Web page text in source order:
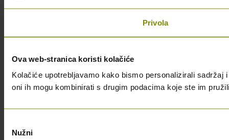
Privola
Ova web-stranica koristi kolačiće
Kolačiće upotrebljavamo kako bismo personalizirali
oni ih mogu kombinirati s drugim podacima koje ste im
pristanka
Nužni